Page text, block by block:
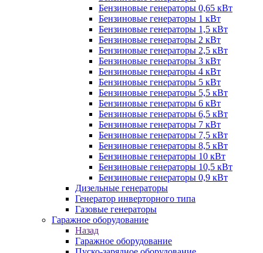
Бензиновые генераторы 0,65 кВт
Бензиновые генераторы 1 кВт
Бензиновые генераторы 1,5 кВт
Бензиновые генераторы 2 кВт
Бензиновые генераторы 2,5 кВт
Бензиновые генераторы 3 кВт
Бензиновые генераторы 4 кВт
Бензиновые генераторы 5 кВт
Бензиновые генераторы 5,5 кВт
Бензиновые генераторы 6 кВт
Бензиновые генераторы 6,5 кВт
Бензиновые генераторы 7 кВт
Бензиновые генераторы 7,5 кВт
Бензиновые генераторы 8,5 кВт
Бензиновые генераторы 10 кВт
Бензиновые генераторы 10,5 кВт
Бензиновые генераторы 0,9 кВт
Дизельные генераторы
Генератор инверторного типа
Газовые генераторы
Гаражное оборудование
Назад
Гаражное оборудование